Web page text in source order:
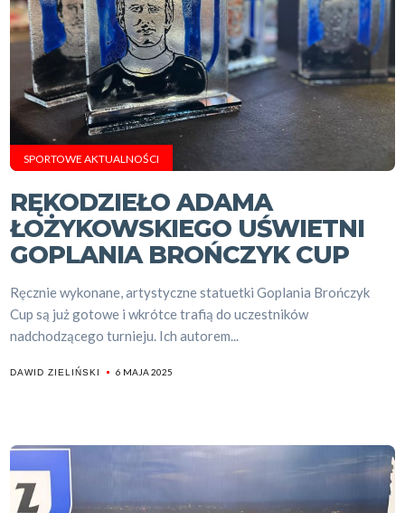
SPORTOWE AKTUALNOŚCI
RĘKODZIEŁO ADAMA
ŁOŻYKOWSKIEGO UŚWIETNI
GOPLANIA BROŃCZYK CUP
Ręcznie wykonane, artystyczne statuetki Goplania Brończyk
Cup są już gotowe i wkrótce trafią do uczestników
nadchodzącego turnieju. Ich autorem...
DAWID ZIELIŃSKI 6 MAJA 2025